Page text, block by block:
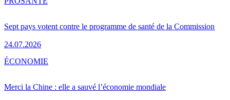
Sept pays votent contre le programme de santé de la Commission
24.07.2026
Merci la Chine : elle a sauvé l’économie mondiale
ÉCONOMIE